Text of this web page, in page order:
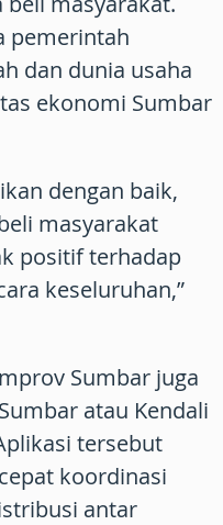
pemerintah
dan dunia usaha
ekonomi Sumbar
dengan baik,
masyarakat
positif terhadap
keseluruhan,”
Sumbar juga
atau Kendali
tersebut
koordinasi
antar